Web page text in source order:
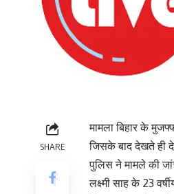
SHARE
मामला बिहार के
जिसके बाद देखते ही
पुलिस ने मामले की
लक्ष्मी साह के 23